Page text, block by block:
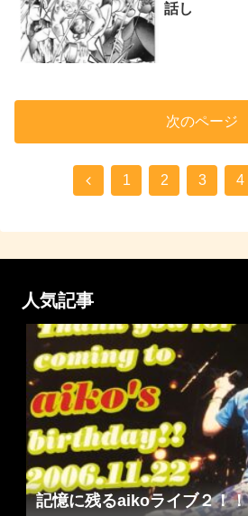
話し
次のページ
1 2 3 4
人気記事
記憶に残るaikoライブ２！！